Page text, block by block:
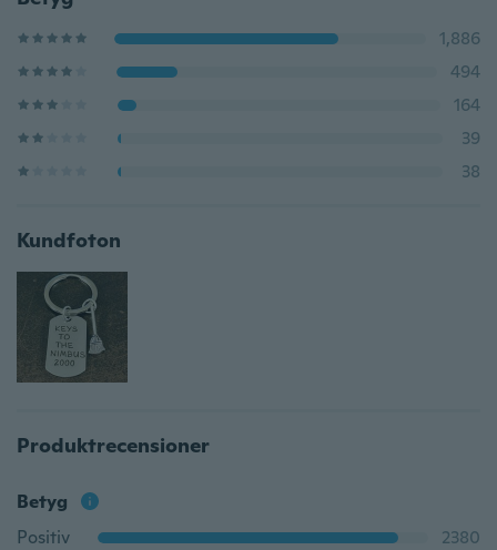
1,886
494
164
39
38
Kundfoton
Produktrecensioner
Betyg
Positiv
2380